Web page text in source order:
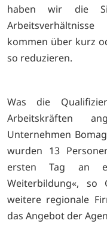
haben wir die
kommen über kurz
so reduzieren.
Was die
Arbeitskräften
Unternehmen
wurden 13
ersten Tag an
Weiterbildung«, so
weitere regionale
das Angebot der